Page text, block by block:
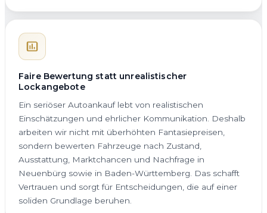
Faire Bewertung statt unrealistischer
Lockangebote
Ein seriöser Autoankauf lebt von realistischen
Einschätzungen und ehrlicher Kommunikation. Deshalb
arbeiten wir nicht mit überhöhten Fantasiepreisen,
sondern bewerten Fahrzeuge nach Zustand,
Ausstattung, Marktchancen und Nachfrage in
Neuenbürg sowie in Baden-Württemberg. Das schafft
Vertrauen und sorgt für Entscheidungen, die auf einer
soliden Grundlage beruhen.